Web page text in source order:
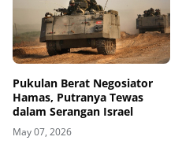
Pukulan Berat Negosiator
Hamas, Putranya Tewas
dalam Serangan Israel
May 07, 2026